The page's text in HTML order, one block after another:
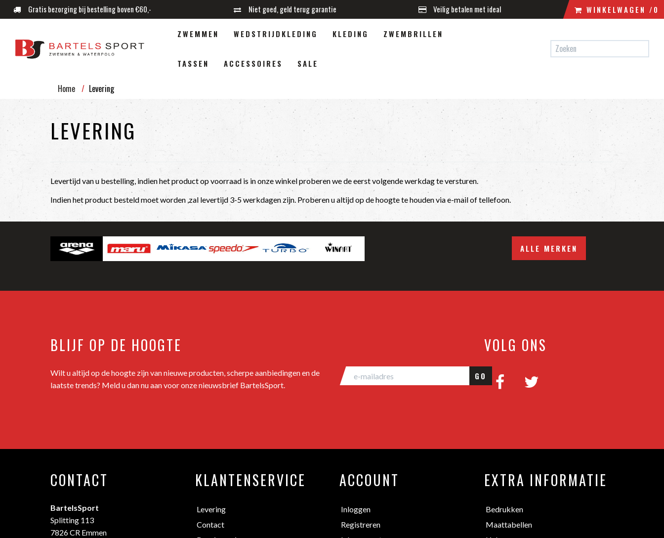
Gratis bezorging bij bestelling boven €60,- Niet goed, geld terug garantie Veilig betalen met ideal WINKELWAGEN /0
WINKELWAGEN
VUL HEM MET PRODUCTEN.
ZWEMMEN WEDSTRIJDKLEDING KLEDING ZWEMBRILLEN
TASSEN ACCESSOIRES SALE
Home Levering
LEVERING
Levertijd van u bestelling, indien het product op voorraad is in onze winkel proberen we de eerst volgende werkdag te versturen.
Indien het product besteld moet worden ,zal levertijd 3-5 werkdagen zijn. Proberen u altijd op de hoogte te houden via e-mail of tellefoon.
ALLE MERKEN
BLIJF OP DE HOOGTE
Wilt u altijd op de hoogte zijn van nieuwe producten, scherpe aanbiedingen en de
laatste trends? Meld u dan nu aan voor onze nieuwsbrief BartelsSport.
GO
VOLG ONS
CONTACT
BartelsSport
Splitting 113
7826 CR Emmen
KLANTENSERVICE
Levering
Contact
ACCOUNT
Inloggen
Registreren
EXTRA INFORMATIE
Bedrukken
Maattabellen